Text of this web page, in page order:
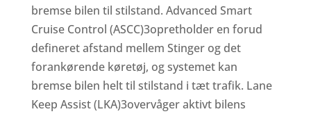
bremse bilen til stilstand. Advanced Smart
Cruise Control (ASCC)3opretholder en forud
defineret afstand mellem Stinger og det
forankørende køretøj, og systemet kan
bremse bilen helt til stilstand i tæt trafik. Lane
Keep Assist (LKA)3overvåger aktivt bilens